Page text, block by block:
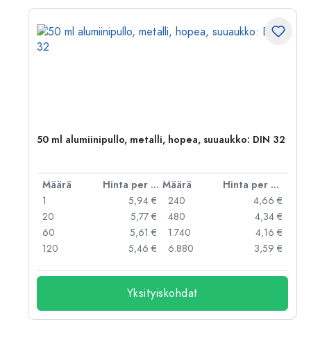
50 ml alumiinipullo, metalli, hopea, suuaukko: DIN 32
Määrä Hinta per kpl Määrä
Hinta per kpl
1
5,94 €
20
5,77 €
60
5,61 €
120
5,46 €
240
4,66 €
480
4,34 €
1.740
4,16 €
6.880
3,59 €
Yksityiskohdat